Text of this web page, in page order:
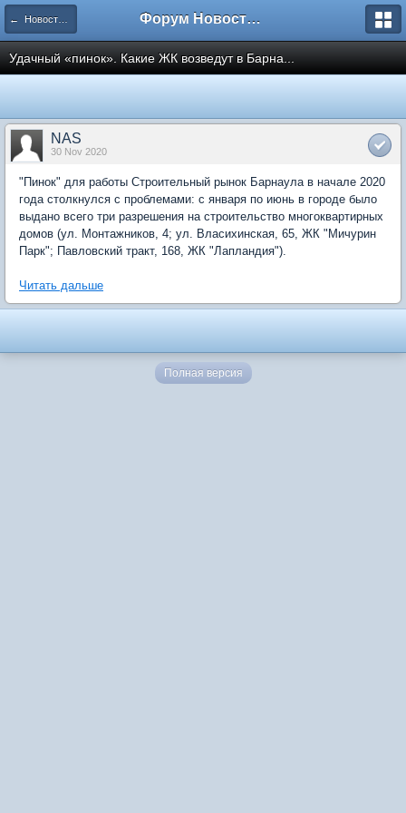
← Новости рынка недвижимости Форум Новостройки
Удачный «пинок». Какие ЖК возведут в Барна...
NAS
30 Nov 2020
"Пинок" для работы Строительный рынок Барнаула в начале 2020
года столкнулся с проблемами: с января по июнь в городе было
выдано всего три разрешения на строительство многоквартирных
домов (ул. Монтажников, 4; ул. Власихинская, 65, ЖК "Мичурин
Парк"; Павловский тракт, 168, ЖК "Лапландия").
Читать дальше
Полная версия